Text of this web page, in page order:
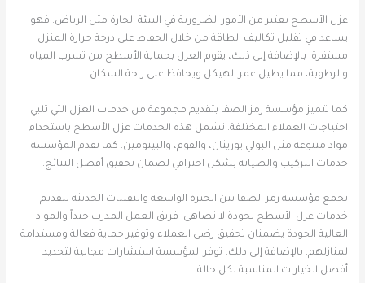
عزل الأسطح يعتبر من الأمور الضرورية في البيئة الحارة مثل الرياض. فهو
يساعد في تقليل تكاليف الطاقة من خلال الحفاظ على درجة حرارة المنزل
مستقرة. بالإضافة إلى ذلك، يقوم العزل بحماية الأسطح من تسرب المياه
والرطوبة، مما يطيل عمر الهيكل ويحافظ على راحة السكان.
كما تتميز مؤسسة رمز الصفا بتقديم مجموعة من خدمات العزل التي تلبي
احتياجات العملاء المختلفة. تشمل هذه الخدمات عزل الأسطح باستخدام
مواد متنوعة مثل البولي يوريثان، والفوم، والبيتومين. كما تقدم المؤسسة
خدمات التركيب والصيانة بشكل احترافي لضمان تحقيق أفضل النتائج.
تجمع مؤسسة رمز الصفا بين الخبرة الواسعة والتقنيات الحديثة لتقديم
خدمات عزل الأسطح بجودة لا تضاهى. فريق العمل المدرب جيداً والمواد
العالية الجودة يضمنان تحقيق رضى العملاء وتوفير حماية فعالة ومستدامة
لمنازلهم. بالإضافة إلى ذلك، توفر المؤسسة استشارات مجانية لتحديد
أفضل الخيارات المناسبة لكل حالة.